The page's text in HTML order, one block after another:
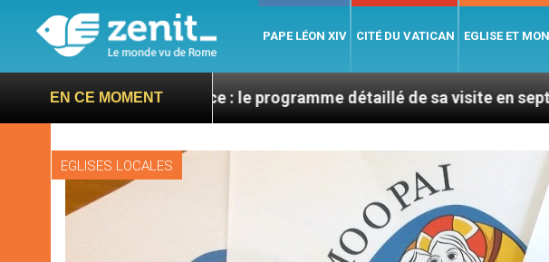
PAPE LÉON XIV CITÉ DU VATICAN EGLISE ET
EN CE MOMENT
en France : le programme détaillé de sa visite en septembre – 7 titres,
EGLISES LOCALES